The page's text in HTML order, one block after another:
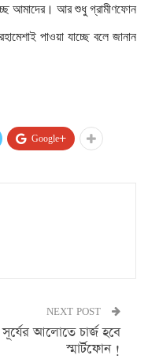
আমাদের। আর শুধু গ্রামীণফোন
পাওয়া যাচ্ছে বলে জানান
Google+
NEXT POST
সূর্যের আলোতে চার্জ হবে
স্মার্টফোন !